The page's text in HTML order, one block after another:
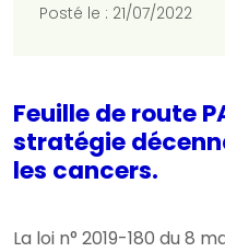
Posté le : 21/07/2022
Feuille de route
stratégie
les cancers.
La loi n° 2019-180 du 8